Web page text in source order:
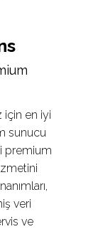
için en iyi
sunucu
premium
veri
ve